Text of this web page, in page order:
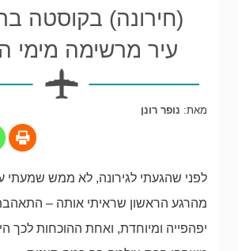
(חירונה) בקוסטה
עיר מרשימה מימי
מאת: נופר רונן
לפני שהגעתי לגירונה, לא ממש שמעתי
מהרגע הראשון שראיתי אותה –
יפהפייה ומיוחדת, ואחת ההוכחות לכך